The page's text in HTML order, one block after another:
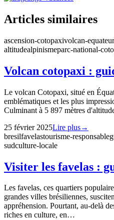
Articles similaires
ascension-cotopaxivolcan-equateur
altitudealpinismeparc-national-
Volcan cotopaxi :
Le volcan Cotopaxi, situé en
emblématiques et les plus
Culminant à 5 897 mètres
25 février 2025Lire plus→
bresilfavelastourisme-responsable
sudculture-locale
Visiter les favelas :
Les favelas, ces quartiers
grandes villes brésiliennes,
appréhension. Pourtant, au-delà
riches en culture, en…